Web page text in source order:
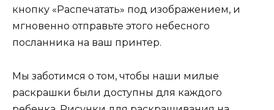
кнопку «Распечатать» под изображением, и
мгновенно отправьте этого небесного
посланника на ваш принтер.
Мы заботимся о том, чтобы наши милые
раскрашки были доступны для каждого